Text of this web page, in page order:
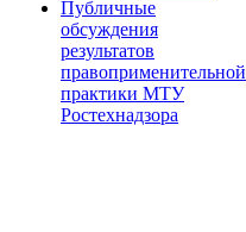
Публичные
обсуждения
результатов
правоприменительной
практики МТУ
Ростехнадзора